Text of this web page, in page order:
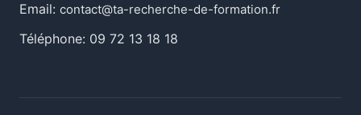
Email: contact@ta-recherche-de-formation.fr
Téléphone: 09 72 13 18 18